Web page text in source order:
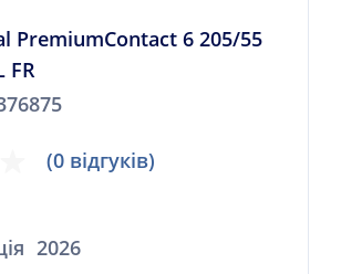
PremiumContact 6 205/55
FR
(0 відгуків)
2026